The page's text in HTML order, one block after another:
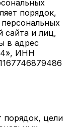
порядок,
сайта и лиц,
в адрес
ИНН
порядок, цели